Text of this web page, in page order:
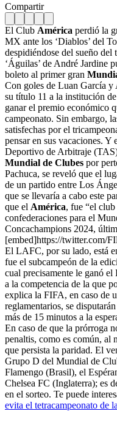
Compartir
El Club América perdió la
MX ante los ‘Diablos’ del
despidiéndose del sueño del
‘Águilas’ de André Jardine
boleto al primer gran
Con goles de Luan García y
su título 11 a la institución
ganar el premio económico
campeonato. Sin embargo,
satisfechas por el
pensar en sus vacaciones. Y
Deportivo de Arbitraje
Mundial de Clubes por
Pachuca, se reveló que el
de un partido entre Los
que se llevaría a cabo este
que el América, fue “el
confederaciones para el
Concachampions 2024,
[embed]https://twitter.com/
El LAFC, por su lado, está
fue el subcampeón de la
cual precisamente le ganó
a la competencia de la que
explica la FIFA, en caso de
reglamentarios, se
más de 15 minutos a la
En caso de que la prórroga
penaltis, como es común, al
que persista la paridad. El
Grupo D del Mundial de
Flamengo (Brasil), el
Chelsea FC (Inglaterra); es
en el sorteo. Te puede
evita el tetracampeonato de